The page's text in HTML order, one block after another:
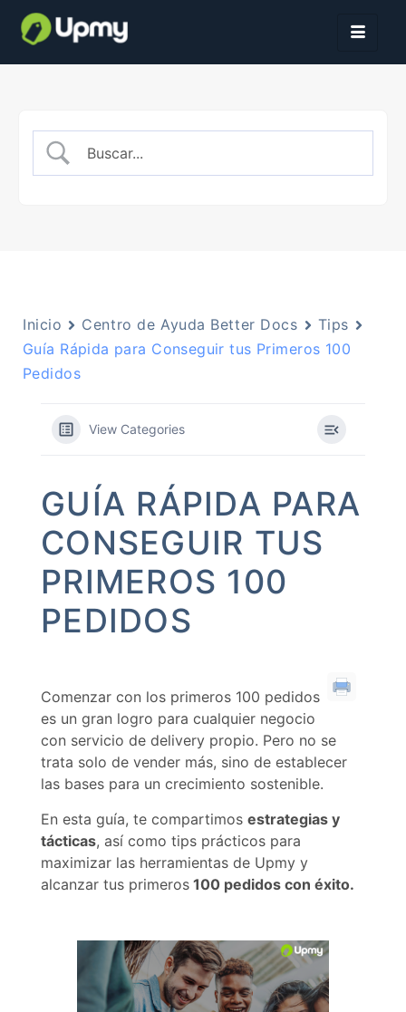
Inicio Centro de Ayuda Better Docs
Tips
Guía Rápida para Conseguir tus Primeros 100
Pedidos
View Categories
GUÍA RÁPIDA PARA
CONSEGUIR TUS
PRIMEROS 100
PEDIDOS
Comenzar con los primeros 100 pedidos
es un gran logro para cualquier negocio
con servicio de delivery propio. Pero no se
trata solo de vender más, sino de establecer
las bases para un crecimiento sostenible.
En esta guía, te compartimos estrategias y
tácticas, así como tips prácticos para
maximizar las herramientas de Upmy y
alcanzar tus primeros 100 pedidos con éxito.